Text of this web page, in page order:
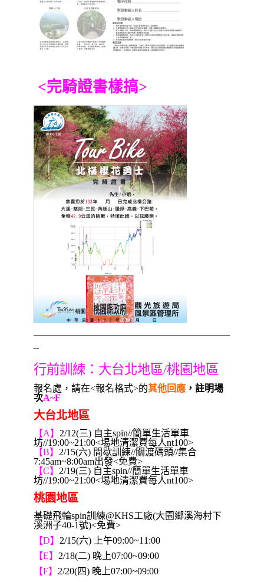
<完騎證書樣搞>
–
行前訓練：大台北地區/桃園地區
報名處，請在<報名格式>的其他回應，註明場
次A~F
大台北地區
【A】 2/12(三) 自主spin//簡單生活單車
坊//19:00~21:00<埸地清潔費每人nt100>
【B】 2/15(六) 間歇訓練//關渡碼頭//集合
7:45am~8:00am出發<免費>
【C】 2/19(三) 自主spin//簡單生活單車
坊//19:00~21:00<埸地清潔費每人nt100>
桃園地區
基礎飛輪spin訓練@KHS工廠(大園鄉溪海村下
溪洲子40-1號)<免費>
【D】 2/15(六) 上午09:00~11:00
【E】 2/18(二) 晚上07:00~09:00
【F】 2/20(四) 晚上07:00~09:00